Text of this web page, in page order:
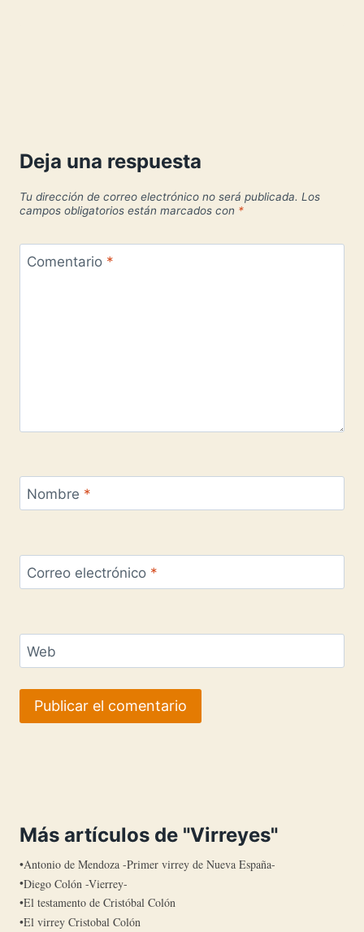
Deja una respuesta
Tu dirección de correo electrónico no será publicada. Los
campos obligatorios están marcados con *
Comentario *
Nombre *
Correo electrónico *
Web
Más artículos de "Virreyes"
Antonio de Mendoza -Primer virrey de Nueva España-
Diego Colón -Vierrey-
El testamento de Cristóbal Colón
El virrey Cristobal Colón